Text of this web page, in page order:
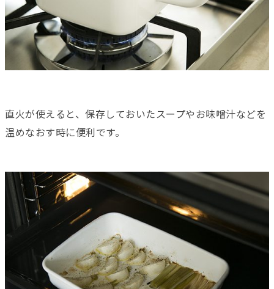
直火が使えると、保存しておいたスープやお味噌汁などを
温めなおす時に便利です。